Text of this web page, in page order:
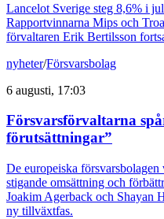
Lancelot Sverige steg 8,6% i
Rapportvinnarna Mips och
förvaltaren Erik Bertilsson
nyheter/Försvarsbolag
6 augusti, 17:03
Försvarsförvaltarna
förutsättningar”
De europeiska
stigande omsättning och
Joakim Agerback och Shayan
ny tillväxtfas.